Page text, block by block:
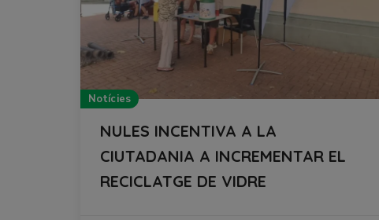
Notícies
NULES INCENTIVA A LA
CIUTADANIA A INCREMENTAR EL
RECICLATGE DE VIDRE